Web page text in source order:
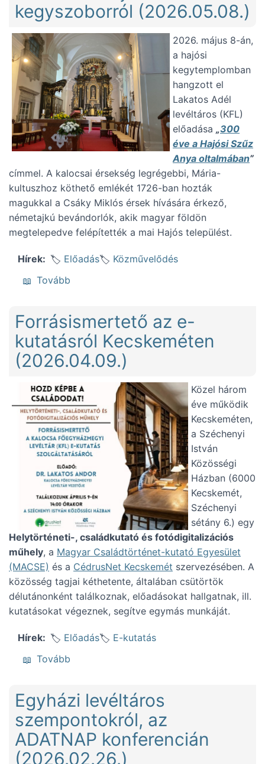
kegyszoborról (2026.05.08.)
2026. május 8-án,
a hajósi
kegytemplomban
hangzott el
Lakatos Adél
levéltáros (KFL)
előadása „300
éve a Hajósi Szűz
Anya oltalmában”
címmel. A kalocsai érsekség legrégebbi, Mária-
kultuszhoz köthető emlékét 1726-ban hozták
magukkal a Csáky Miklós érsek hívására érkező,
németajkú bevándorlók, akik magyar földön
megtelepedve felépítették a mai Hajós települést.
Hírek Előadás
Közművelődés
Tovább
Forrásismertető az e-
kutatásról Kecskeméten
(2026.04.09.)
Közel három
éve működik
Kecskeméten,
a Széchenyi
István
Közösségi
Házban (6000
Kecskemét,
Széchenyi
sétány 6.) egy
Helytörténeti-, családkutató és fotódigitalizációs
műhely, a Magyar Családtörténet-kutató Egyesület
(MACSE) és a CédrusNet Kecskemét szervezésében. A
közösség tagjai kéthetente, általában csütörtök
délutánonként találkoznak, előadásokat hallgatnak, ill.
kutatásokat végeznek, segítve egymás munkáját.
Hírek Előadás
E-kutatás
Tovább
Egyházi levéltáros
szempontokról, az
ADATNAP konferencián
(2026.02.26.)